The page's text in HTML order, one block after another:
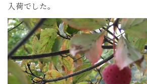
入荷でした。